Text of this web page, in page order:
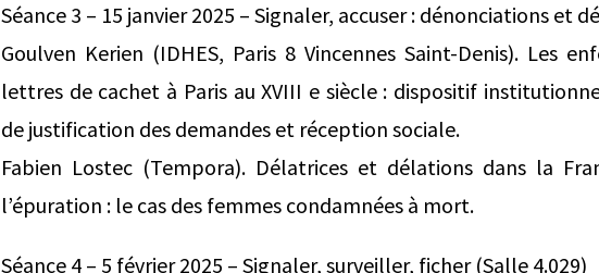
Séance 3 – 15 janvier 2025 – Signaler, accuser : dénonciations et
Goulven Kerien (IDHES, Paris 8 Vincennes Saint-Denis). Les
lettres de cachet à Paris au XVIII e siècle : dispositif
de justification des demandes et réception sociale.
Fabien Lostec (Tempora). Délatrices et délations dans la
l’épuration : le cas des femmes condamnées à mort.
Séance 4 – 5 février 2025 – Signaler, surveiller, ficher (Salle 4.029)